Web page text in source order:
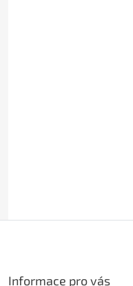
Informace pro vás